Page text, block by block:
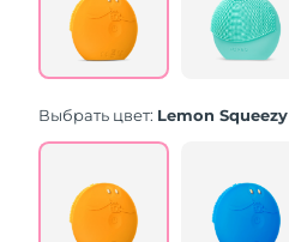
Same
page
link.
Выбрать цвет: Lemon Squeezy